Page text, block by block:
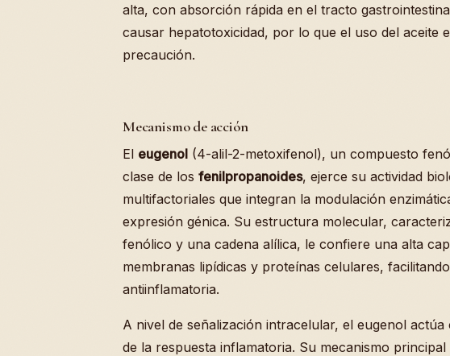
alta, con absorción rápida en el tracto
causar hepatotoxicidad, por lo que el uso del aceite
precaución.
Mecanismo de acción
El eugenol (4-alil-2-metoxifenol), un compuesto
clase de los fenilpropanoides, ejerce su actividad
multifactoriales que integran la modulación
expresión génica. Su estructura molecular,
fenólico y una cadena alílica, le confiere una alta
membranas lipídicas y proteínas celulares,
antiinflamatoria.
A nivel de señalización intracelular, el eugenol
de la respuesta inflamatoria. Su mecanismo